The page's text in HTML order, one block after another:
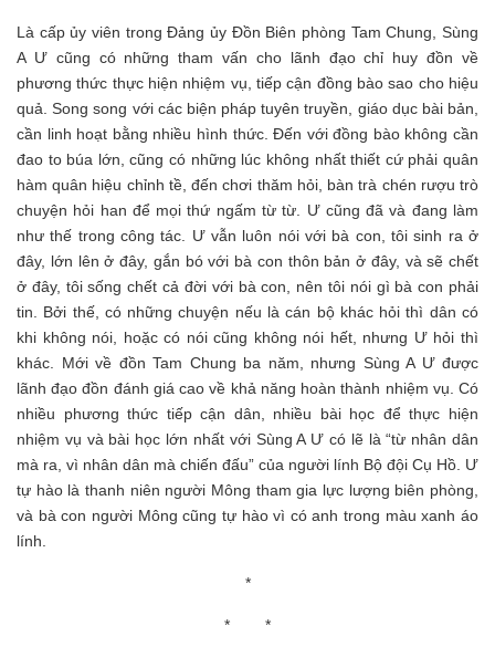
Là cấp ủy viên trong Đảng ủy Đồn Biên phòng Tam Chung, Sùng
A Ư cũng có những tham vấn cho lãnh đạo chỉ huy đồn về
phương thức thực hiện nhiệm vụ, tiếp cận đồng bào sao cho hiệu
quả. Song song với các biện pháp tuyên truyền, giáo dục bài bản,
cần linh hoạt bằng nhiều hình thức. Đến với đồng bào không cần
đao to búa lớn, cũng có những lúc không nhất thiết cứ phải quân
hàm quân hiệu chỉnh tề, đến chơi thăm hỏi, bàn trà chén rượu trò
chuyện hỏi han để mọi thứ ngấm từ từ. Ư cũng đã và đang làm
như thế trong công tác. Ư vẫn luôn nói với bà con, tôi sinh ra ở
đây, lớn lên ở đây, gắn bó với bà con thôn bản ở đây, và sẽ chết
ở đây, tôi sống chết cả đời với bà con, nên tôi nói gì bà con phải
tin. Bởi thế, có những chuyện nếu là cán bộ khác hỏi thì dân có
khi không nói, hoặc có nói cũng không nói hết, nhưng Ư hỏi thì
khác. Mới về đồn Tam Chung ba năm, nhưng Sùng A Ư được
lãnh đạo đồn đánh giá cao về khả năng hoàn thành nhiệm vụ. Có
nhiều phương thức tiếp cận dân, nhiều bài học để thực hiện
nhiệm vụ và bài học lớn nhất với Sùng A Ư có lẽ là “từ nhân dân
mà ra, vì nhân dân mà chiến đấu” của người lính Bộ đội Cụ Hồ. Ư
tự hào là thanh niên người Mông tham gia lực lượng biên phòng,
và bà con người Mông cũng tự hào vì có anh trong màu xanh áo
lính.
*
* *